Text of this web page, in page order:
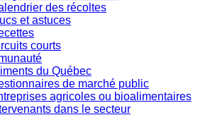
des récoltes
et astuces
courts
du Québec
de marché public
agricoles ou bioalimentaires
dans le secteur